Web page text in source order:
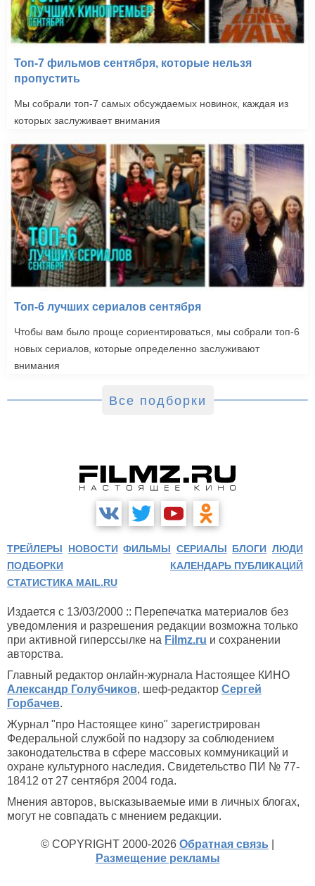
Топ-7 фильмов сентября, которые нельзя
пропустить
Мы собрали топ-7 самых обсуждаемых новинок, каждая из
которых заслуживает внимания
Топ-6 лучших сериалов сентября
Чтобы вам было проще сориентироваться, мы собрали топ-6
новых сериалов, которые определенно заслуживают
внимания
Все подборки
ТРЕЙЛЕРЫ НОВОСТИ ФИЛЬМЫ СЕРИАЛЫ БЛОГИ ЛЮДИ
ПОДБОРКИ
КАЛЕНДАРЬ ПУБЛИКАЦИЙ
СТАТИСТИКА MAIL.RU
Издается с 13/03/2000 :: Перепечатка материалов без
уведомления и разрешения редакции возможна только
при активной гиперссылке на Filmz.ru и сохранении
авторства.
Главный редактор онлайн-журнала Настоящее КИНО
Александр Голубчиков, шеф-редактор Сергей
Горбачев.
Журнал "про Настоящее кино" зарегистрирован
Федеральной службой по надзору за соблюдением
законодательства в сфере массовых коммуникаций и
охране культурного наследия. Свидетельство ПИ № 77-
18412 от 27 сентября 2004 года.
Мнения авторов, высказываемые ими в личных блогах,
могут не совпадать с мнением редакции.
© COPYRIGHT 2000-2026 Обратная связь
Размещение рекламы